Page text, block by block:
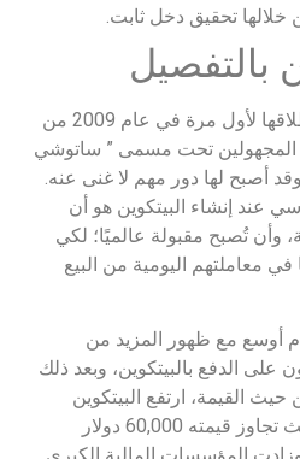
خلالها تحقيق دخل ثابت.
بالتفصيل
ظهر البيتكوين كفكرة تم إطلاقها لأول مرة في عام 2009 من
تحت مسمى ” ساتوشي
أصبح لها دور مهم لا غنى عنه.
عند إنشاء البيتكوين هو أن
وأن تُصبح مقبولة عالميًا؛ لكي
معاملتهم اليومية من البيع
أوسع مع ظهور المزيد من
على الدفع بالبيتكوين، وبعد ذلك
القيمة، ارتفع البيتكوين
لمستويات غير مسبوقة، حيث تجاوز قيمته 60,000 دولار